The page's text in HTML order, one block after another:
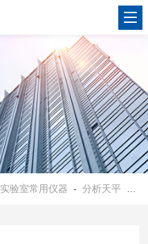
实验室常用仪器 -分析天平